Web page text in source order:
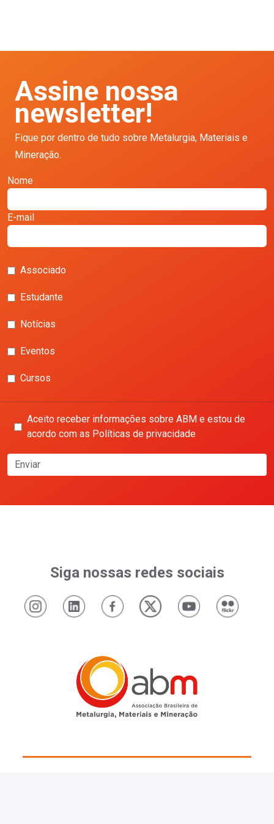
Assine nossa
newsletter!
Fique por dentro de tudo sobre Metalurgia, Materiais e
Mineração.
Nome
E-mail
Associado
Estudante
Notícias
Eventos
Cursos
Aceito receber informações sobre ABM e estou de
acordo com as Políticas de privacidade
Enviar
Siga nossas redes sociais